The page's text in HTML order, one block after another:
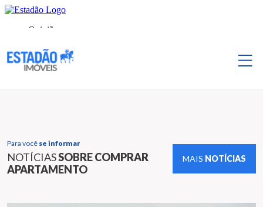
Para você se informar
NOTÍCIASSOBRE COMPRAR
APARTAMENTO
MAIS NOTÍCIAS